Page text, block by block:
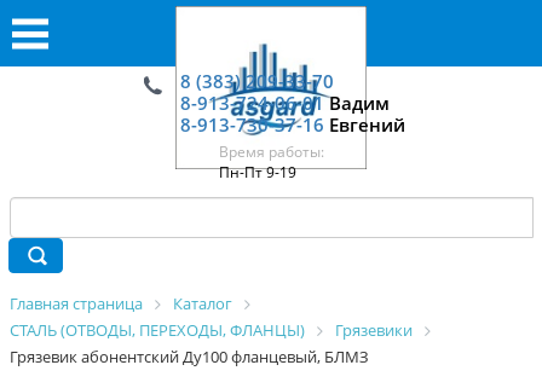
8 (383) 209-33-70
8-913-724-06-01Вадим
8-913-730-37-16 Евгений
Время работы:
Пн-Пт 9-19
Главная страница
Каталог
СТАЛЬ (ОТВОДЫ, ПЕРЕХОДЫ, ФЛАНЦЫ)
Грязевики
Грязевик абонентский Ду100 фланцевый, БЛМЗ